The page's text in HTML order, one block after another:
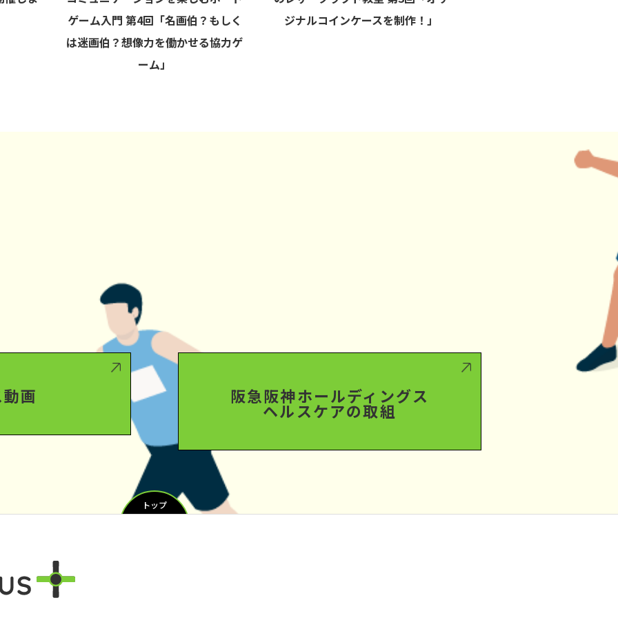
ゲーム入門 第4回「名画伯？もしく
は迷画伯？想像力を働かせる協力ゲ
ーム」
ジナルコインケースを制作！」
画 阪急阪神ホールディングス
ヘルスケアの取組
トップ